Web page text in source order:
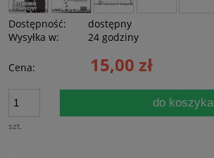
Dostępność:
dostępny
Wysyłka w:
24 godziny
Cena: 15,00 zł
szt.
do koszyka